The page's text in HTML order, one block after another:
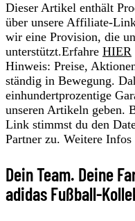
Dieser Artikel enthält
über unsere Affiliate-
wir eine Provision, die
unterstützt.Erfahre HIER
Hinweis: Preise,
ständig in Bewegung.
einhundertprozentige
unseren Artikeln
Link stimmst du den
Partner zu. Weitere Infos
Dein Team. Deine
adidas Fußball-